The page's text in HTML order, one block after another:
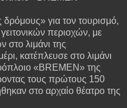
δρόμους» για τον τουρισμό,
περιοχών, με
στο λιμάνι της
κατέπλευσε στο λιμάνι
«BREMEN» της
τους πρώτους 150
στο αρχαίο θέατρο της